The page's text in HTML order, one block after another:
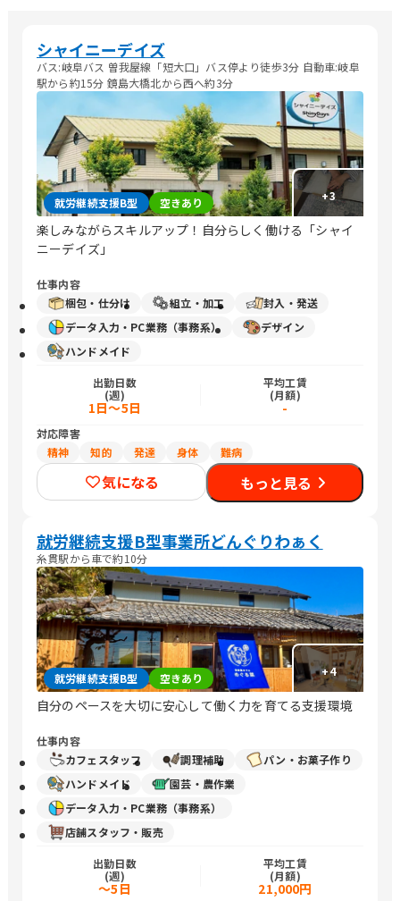
シャイニーデイズ
バス:岐阜バス 曽我屋線「短大口」バス停より徒歩3分 自動車:岐阜
駅から約15分 鏡島大橋北から西へ約3分
+3
就労継続支援B型 空きあり
楽しみながらスキルアップ！自分らしく働ける「シャイ
ニーデイズ」
仕事内容
梱包・仕分け
組立・加工
封入・発送
データ入力・PC業務（事務系）
デザイン
ハンドメイド
出勤日数
(週)
1日～5日
平均工賃
(月額)
-
対応障害
精神
知的 発達 身体 難病
気になる もっと見る
就労継続支援B型事業所どんぐりわぁく
糸貫駅から車で約10分
+4
就労継続支援B型 空きあり
自分のペースを大切に安心して働く力を育てる支援環境
仕事内容
カフェスタッフ
調理補助
パン・お菓子作り
ハンドメイド
園芸・農作業
データ入力・PC業務（事務系）
店舗スタッフ・販売
出勤日数
(週)
～5日
平均工賃
(月額)
21,000円